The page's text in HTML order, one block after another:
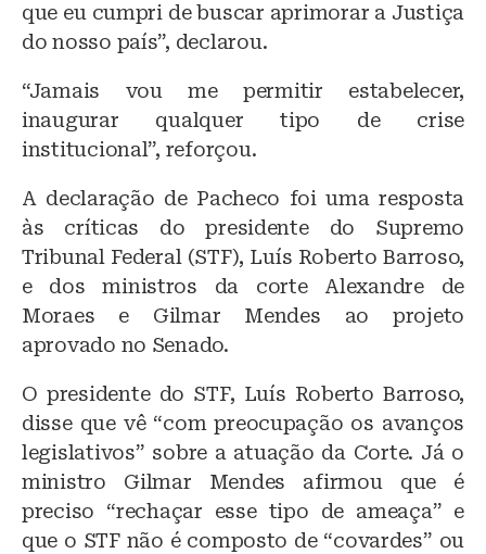
que eu cumpri de buscar aprimorar a Justiça
do nosso país”, declarou.
“Jamais vou me permitir estabelecer,
inaugurar qualquer tipo de crise
institucional”, reforçou.
A declaração de Pacheco foi uma resposta
às críticas do presidente do Supremo
Tribunal Federal (STF), Luís Roberto Barroso,
e dos ministros da corte Alexandre de
Moraes e Gilmar Mendes ao projeto
aprovado no Senado.
O presidente do STF, Luís Roberto Barroso,
disse que vê “com preocupação os avanços
legislativos” sobre a atuação da Corte. Já o
ministro Gilmar Mendes afirmou que é
preciso “rechaçar esse tipo de ameaça” e
que o STF não é composto de “covardes” ou